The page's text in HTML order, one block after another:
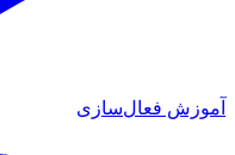
آموزش فعال‌سازی